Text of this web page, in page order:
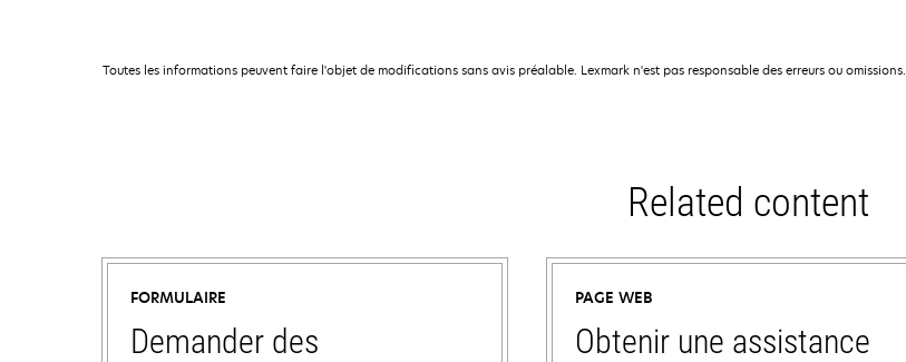
Toutes les informations peuvent faire l'objet de modifications sans avis préalable. Lexmark n'est pas responsable des erreurs ou omissions.
Related content
FORMULAIRE
Demander des
PAGE WEB
Obtenir une assistance